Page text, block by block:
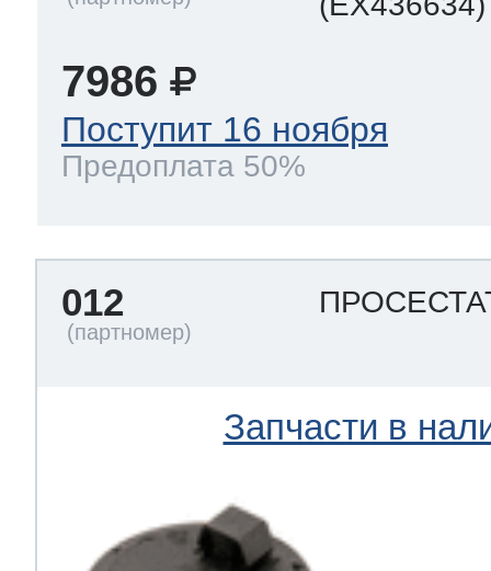
7986
Поступит 16 ноября
Предоплата 50%
012
Запчасти в